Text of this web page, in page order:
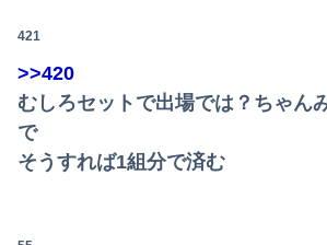
421
>>420
むしろセットで出場では？ちゃん
で
そうすれば1組分で済む